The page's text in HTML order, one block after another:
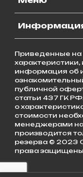
Приведенные
информация об
публичной
статьи 437 ГК
о
стоимости
менеджерами
производится
резерва © 2023
права